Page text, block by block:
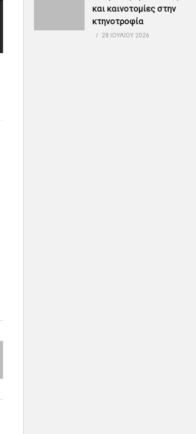
και καινοτομίες στην
κτηνοτροφία
28 ΙΟΥΛΊΟΥ 2026